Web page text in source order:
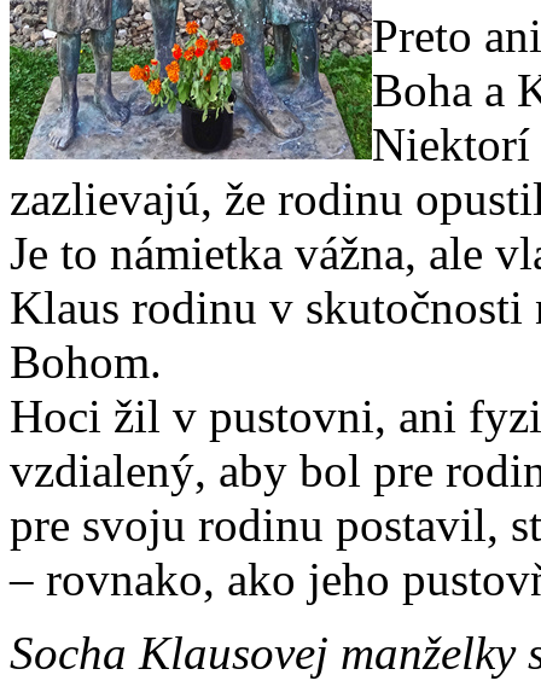
Preto
Boha a
Niektorí
zazlievajú, že rodinu
Je to námietka vážna, ale
Klaus rodinu v skutočnosti
Bohom.
Hoci žil v pustovni, ani
vzdialený, aby bol pre
pre svoju rodinu postavil,
– rovnako, ako jeho
Socha Klausovej manželky